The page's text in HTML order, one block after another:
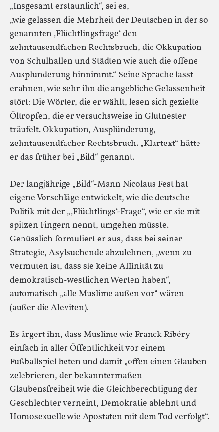
„Insgesamt erstaunlich“, sei es,
„wie gelassen die Mehrheit der Deutschen in der so
genannten ‚Flüchtlingsfrage‘ den
zehntausendfachen Rechtsbruch, die Okkupation
von Schulhallen und Städten wie auch die offene
Ausplünderung hinnimmt.“ Seine Sprache lässt
erahnen, wie sehr ihn die angebliche Gelassenheit
stört: Die Wörter, die er wählt, lesen sich gezielte
Öltropfen, die er versuchsweise in Glutnester
träufelt. Okkupation, Ausplünderung,
zehntausendfacher Rechtsbruch. „Klartext“ hätte
er das früher bei „Bild“ genannt.
Der langjährige „Bild“-Mann Nicolaus Fest hat
eigene Vorschläge entwickelt, wie die deutsche
Politik mit der „‚Flüchtlings‘-Frage“, wie er sie mit
spitzen Fingern nennt, umgehen müsste.
Genüsslich formuliert er aus, dass bei seiner
Strategie, Asylsuchende abzulehnen, „wenn zu
vermuten ist, dass sie keine Affinität zu
demokratisch-westlichen Werten haben“,
automatisch „alle Muslime außen vor“ wären
(außer die Aleviten).
Es ärgert ihn, dass Muslime wie Franck Ribéry
einfach in aller Öffentlichkeit vor einem
Fußballspiel beten und damit „offen einen Glauben
zelebrieren, der bekanntermaßen
Glaubensfreiheit wie die Gleichberechtigung der
Geschlechter verneint, Demokratie ablehnt und
Homosexuelle wie Apostaten mit dem Tod verfolgt“.